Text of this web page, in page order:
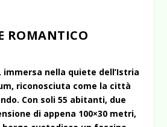
ROMANTICO
immersa nella quiete dell’Istria
riconosciuta come la città
Con soli 55 abitanti, due
di appena 100×30 metri,